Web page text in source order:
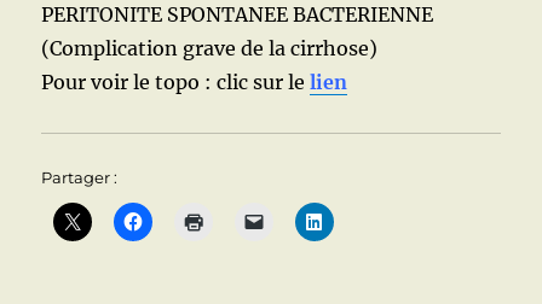
PERITONITE SPONTANEE BACTERIENNE
(Complication grave de la cirrhose)
Pour voir le topo : clic sur lelien
Partager :